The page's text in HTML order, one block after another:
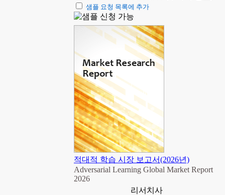
샘플 요청 목록에 추가
적대적 학습 시장 보고서(2026년)
Adversarial Learning Global Market Report
2026
리서치사